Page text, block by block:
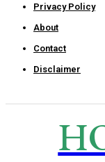
Privacy Policy
About
Contact
Disclaimer